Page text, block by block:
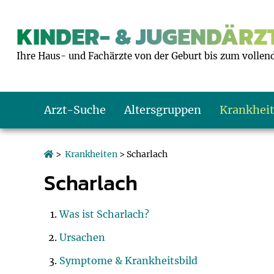
KINDER- &
Ihre Haus- und Fachärzte von der Geburt bis zum
Arzt-Suche Altersgruppen
> Krankheiten > Scharlach
Scharlach
Was ist Scharlach?
Ursachen
Symptome & Krankheitsbild